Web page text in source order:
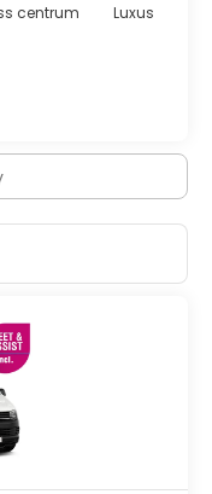
centrum
Luxus